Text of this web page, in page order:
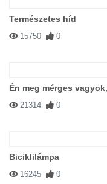
Természetes híd
15750 0
Én meg mérges
21314 0
Biciklilámpa
16245 0